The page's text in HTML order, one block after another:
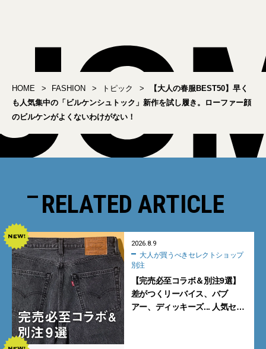
HOME FASHION トピック
【大人の春服BEST50】早く
も人気集中の「ビルケンシュトック」新作を試し履き。ローファー顔
のビルケンがよくないわけがない！
RELATED ARTICLE
2026.8.9
別注
【完売必至コラボ＆別注9選】
差がつくリーバイス、バブ
アー、ディッキーズ... 人気セレ